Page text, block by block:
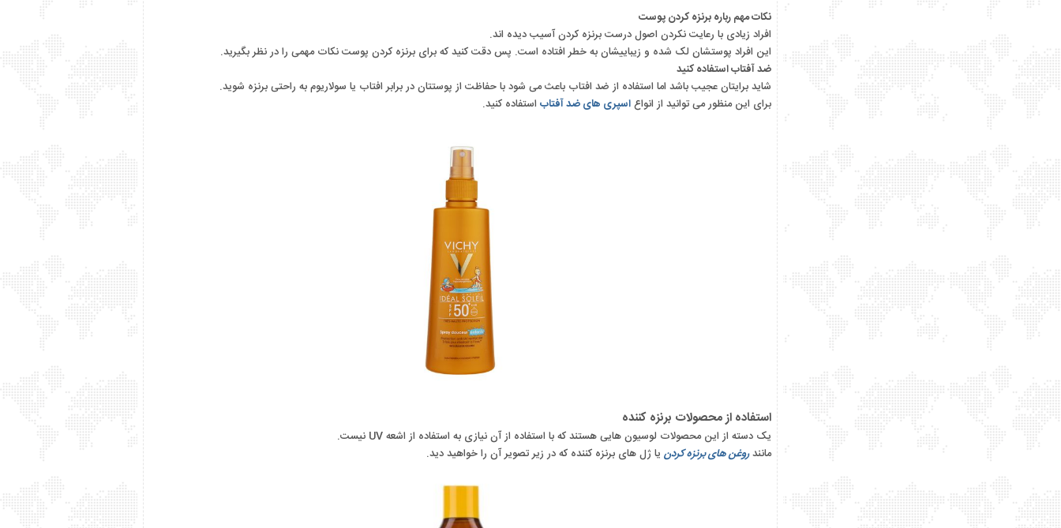
نکات مهم رباره برنزه کردن پوست
افراد زیادی با رعایت نکردن اصول درست برنزه کردن آسیب دیده اند.
این افراد پوستشان لک شده و زیباییشان به خطر افتاده است. پس دقت کنید که برای برنزه کردن پوست نکات مهمی را در نظر بگیرید.
ضد آفتاب استفاده کنید
شاید برایتان عجیب باشد اما استفاده از ضد افتاب باعث می شود با حفاظت از پوستتان در برابر افتاب یا سولاریوم به راحتی برنزه شوید.
برای این منظور می توانید از انواعاسپری های ضد آفتاباستفاده کنید.
استفاده از محصولات برنزه کننده
یک دسته از این محصولات لوسیون هایی هستند که با استفاده از آن نیازی به استفاده از اشعه UV نیست.
مانندروغن های برنزه کردنیا ژل های برنزه کننده که در زیر تصویر آن را خواهید دید.